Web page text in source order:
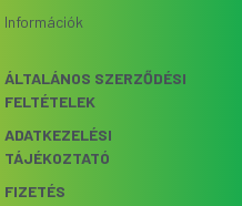
Információk
ÁLTALÁNOS SZERZŐDÉSI
FELTÉTELEK
ADATKEZELÉSI
TÁJÉKOZTATÓ
FIZETÉS